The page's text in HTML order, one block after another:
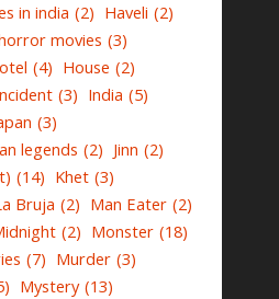
in india (2) Haveli (2)
movies (3)
(4) House (2)
(3) India (5)
(3)
legends (2) Jinn (2)
(14) Khet (3)
Bruja (2) Man Eater (2)
(2) Monster (18)
(7) Murder (3)
Mystery (13)